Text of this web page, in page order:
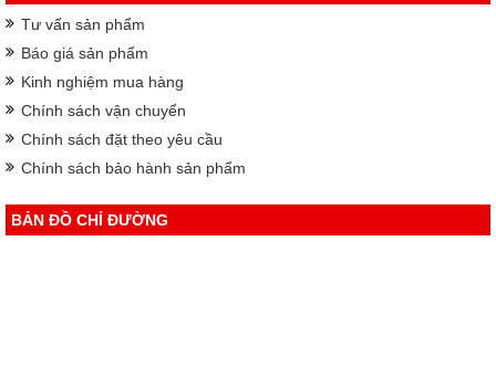
Tư vấn sản phẩm
Báo giá sản phẩm
Kinh nghiệm mua hàng
Chính sách vận chuyển
Chính sách đặt theo yêu cầu
Chính sách bảo hành sản phẩm
BẢN ĐỒ CHỈ ĐƯỜNG